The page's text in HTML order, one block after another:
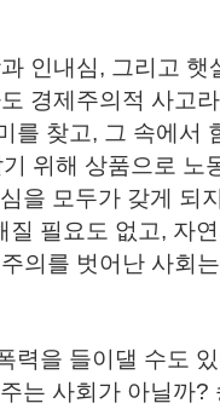
인내심, 그리고 햇
경제주의적 사고
를 찾고, 그 속에서
위해 상품으로 노
을 모두가 갖게 되
필요도 없고, 자
의를 벗어난 사회
력을 들이댈 수도
는 사회가 아닐까?